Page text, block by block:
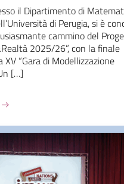
il Dipartimento di
di Perugia, si è
cammino del
2025/26”, con la finale
XV “Gara di Modellizzazione
[…]